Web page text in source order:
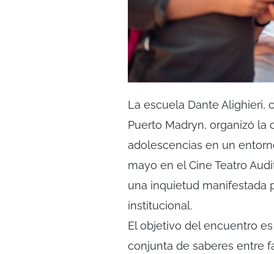
La escuela Dante Alighieri,
Puerto Madryn, organizó la
adolescencias en un
mayo en el Cine Teatro
una inquietud manifestada
institucional.
El objetivo del encuentro
conjunta de saberes entre